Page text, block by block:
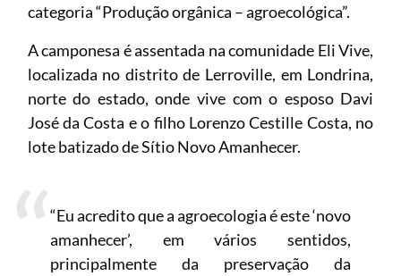
categoria “Produção orgânica – agroecológica”.
A camponesa é assentada na comunidade Eli Vive,
localizada no distrito de Lerroville, em Londrina,
norte do estado, onde vive com o esposo Davi
José da Costa e o filho Lorenzo Cestille Costa, no
lotebatizado de Sítio Novo Amanhecer.
“Eu acredito que a agroecologia é este ‘novo
amanhecer’, em vários sentidos,
principalmente da preservação da